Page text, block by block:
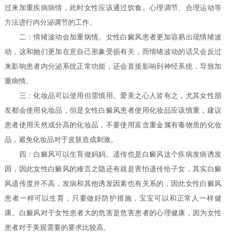
过来加重疾病病情，此时女性应该通过饮食、心理调节、合理运动等
方法进行内分泌调节的工作。
二：情绪波动会加重病情。女性白癜风患者更加容易出现情绪波
动，这和她们更加在意自己形象受损有关，而情绪波动的话又会反过
来影响患者内分泌系统正常功能，还会直接影响到神经系统，导致加
重病情。
三：化妆品可以使用但需慎用。爱美之心人皆有之，尤其女性朋
友都会使用化妆品，但是女性白癜风患者使用化妆品应该慎重，建议
患者使用天然成分高的化妆品，不要使用富含重金属有毒物质的化妆
品，避免化妆品对于皮肤造成刺激。
四：白癜风可以生育做妈妈。遗传也是白癜风这个疾病发病诱发
因，因此女性白癜风的难言之隐还有就是害怕遗传给子女，其实白癜
风遗传度并不高，发病和其他诱发因素也有关系的，因此女性白癜风
患者一样可以生育，只要做好防护措施，宝宝可以和正常人一样健
康。白癜风对于女性患者大的危害是危害患者的心理健康，因为女性
患者对于美观需要的要求比较高。